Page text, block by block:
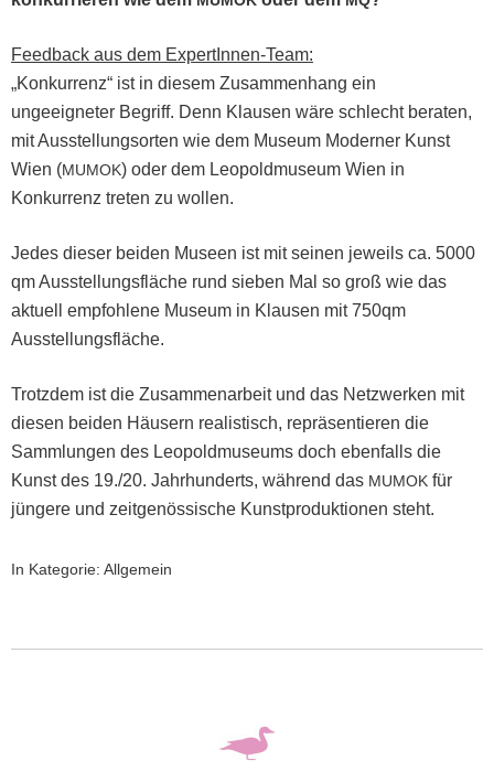
Feed­back aus dem Exper­tIn­nen-Team:
„Konkur­renz“ ist in diesem Zusam­men­hang ein
ungeeigneter Begriff. Denn Klausen wäre schlecht berat­en,
mit Ausstel­lung­sorten wie dem Muse­um Mod­ern­er Kun­st
Wien (MUMOK) oder dem Leopold­mu­se­um Wien in
Konkur­renz treten zu wollen.
Jedes dieser bei­den Museen ist mit seinen jew­eils ca. 5000
qm Ausstel­lungs­fläche rund sieben Mal so groß wie das
aktuell emp­foh­lene Muse­um in Klausen mit 750qm
Ausstellungsfläche.
Trotz­dem ist die Zusam­me­nar­beit und das Net­zw­erken mit
diesen bei­den Häusern real­is­tisch, repräsen­tieren die
Samm­lun­gen des Leopold­mu­se­ums doch eben­falls die
Kun­st des 19./20. Jahrhun­derts, während das MUMOK für
jün­gere und zeit­genös­sis­che Kun­st­pro­duk­tio­nen steht.
In Kategorie: Allgemein